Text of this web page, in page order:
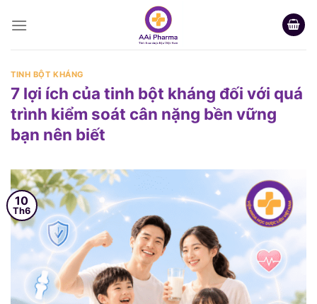
TINH BỘT KHÁNG
7 lợi ích của tinh bột kháng đối với quá
trình kiểm soát cân nặng bền vững
bạn nên biết
10
Th6